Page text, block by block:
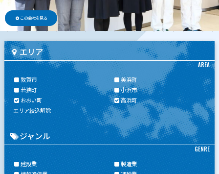
この会社を見る
エリア
AREA
敦賀市
美浜町
若狭町
小浜市
おおい町
高浜町
エリア絞込解除
ジャンル
GENRE
建設業
製造業